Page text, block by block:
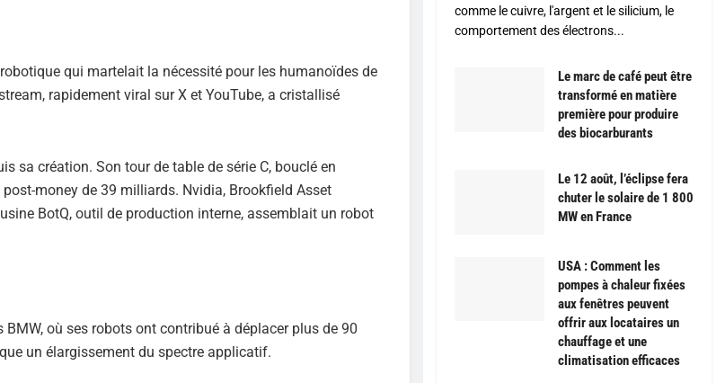
qui martelait la nécessité pour les humanoïdes de
rapidement viral sur X et YouTube, a cristallisé
sa création. Son tour de table de série C, bouclé en
money de 39 milliards. Nvidia, Brookfield Asset
BotQ, outil de production interne, assemblait un robot
où ses robots ont contribué à déplacer plus de 90
un élargissement du spectre applicatif.
comme le cuivre, l'argent et le silicium, le
comportement des électrons...
Le marc de café peut être
transformé en matière
première pour produire
des biocarburants
Le 12 août, l’éclipse fera
chuter le solaire de 1 800
MW en France
USA : Comment les
pompes à chaleur fixées
aux fenêtres peuvent
offrir aux locataires un
chauffage et une
climatisation efficaces